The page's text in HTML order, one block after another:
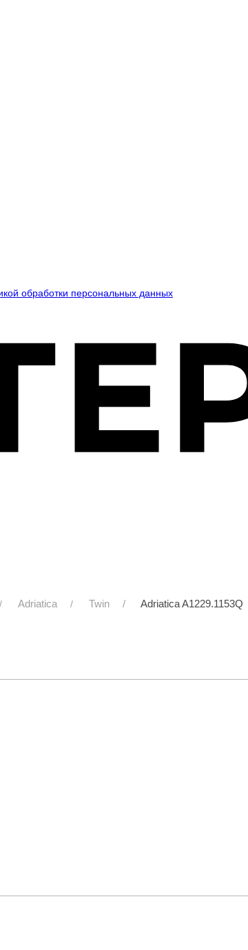
обработки персональных данных
Adriatica Twin Adriatica A1229.1153Q